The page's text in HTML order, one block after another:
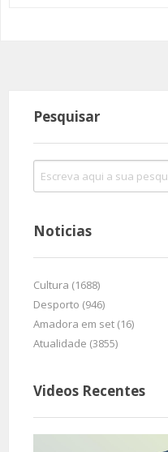
Pesquisar
Noticias
Cultura (1688)
Desporto (946)
Amadora em set (16)
Atualidade (3855)
Videos Recentes